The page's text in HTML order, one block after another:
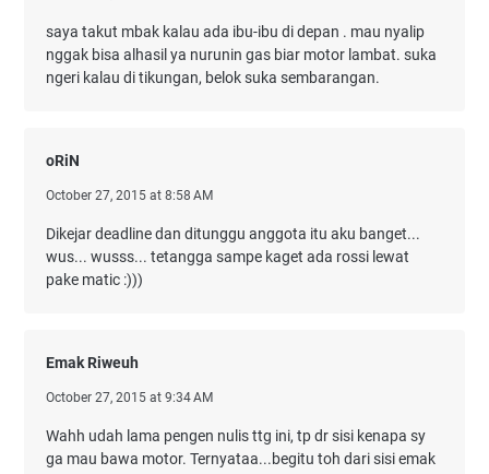
saya takut mbak kalau ada ibu-ibu di depan . mau nyalip
nggak bisa alhasil ya nurunin gas biar motor lambat. suka
ngeri kalau di tikungan, belok suka sembarangan.
oRiN
October 27, 2015 at 8:58 AM
Dikejar deadline dan ditunggu anggota itu aku banget...
wus... wusss... tetangga sampe kaget ada rossi lewat
pake matic :)))
Emak Riweuh
October 27, 2015 at 9:34 AM
Wahh udah lama pengen nulis ttg ini, tp dr sisi kenapa sy
ga mau bawa motor. Ternyataa...begitu toh dari sisi emak